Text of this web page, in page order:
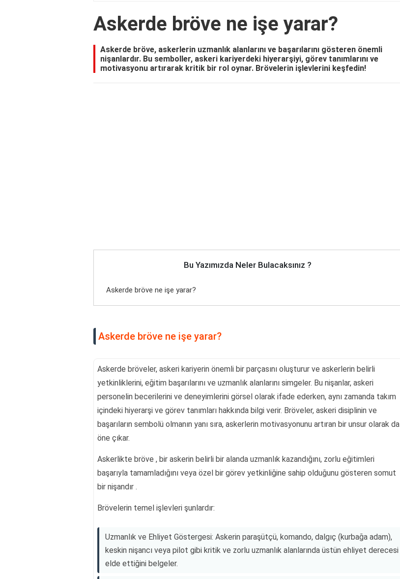
Askerde bröve ne işe yarar?
Askerde bröve, askerlerin uzmanlık alanlarını ve başarılarını gösteren önemli
nişanlardır. Bu semboller, askeri kariyerdeki hiyerarşiyi, görev tanımlarını ve
motivasyonu artırarak kritik bir rol oynar. Brövelerin işlevlerini keşfedin!
Bu Yazımızda Neler Bulacaksınız ?
Askerde bröve ne işe yarar?
Askerde bröve ne işe yarar?
Askerde bröveler, askeri kariyerin önemli bir parçasını oluşturur ve askerlerin belirli
yetkinliklerini, eğitim başarılarını ve uzmanlık alanlarını simgeler. Bu nişanlar, askeri
personelin becerilerini ve deneyimlerini görsel olarak ifade ederken, aynı zamanda takım
içindeki hiyerarşi ve görev tanımları hakkında bilgi verir. Bröveler, askeri disiplinin ve
başarıların sembolü olmanın yanı sıra, askerlerin motivasyonunu artıran bir unsur olarak da
öne çıkar.
Askerlikte bröve , bir askerin belirli bir alanda uzmanlık kazandığını, zorlu eğitimleri
başarıyla tamamladığını veya özel bir görev yetkinliğine sahip olduğunu gösteren somut
bir nişandır .
Brövelerin temel işlevleri şunlardır:
Uzmanlık ve Ehliyet Göstergesi: Askerin paraşütçü, komando, dalgıç (kurbağa adam),
keskin nişancı veya pilot gibi kritik ve zorlu uzmanlık alanlarında üstün ehliyet derecesi
elde ettiğini belgeler.